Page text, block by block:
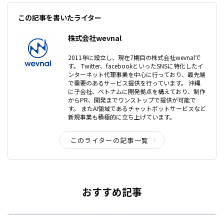
この記事を書いたライター
株式会社wevnal
2011年に設立し、現在7期目の株式会社wevnalで
す。 Twitter、facebookといったSNSに特化したイ
ンターネット代理事業を中心に行っており、最先端
で需要のあるサービス提供を行っています。 沖縄
に子会社、ベトナムに開発拠点を構えており、制作
からPR、開発までワンストップで提供が可能で
す。 またAI領域であるチャットボットサービスなど
新規事業も積極的に立ち上げています。
このライターの記事一覧
おすすめ記事